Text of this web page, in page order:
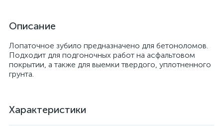
Описание
Лопаточное зубило предназначено для бетоноломов.
Подходит для подгоночных работ на асфальтовом
покрытии, а также для выемки твердого, уплотненного
грунта.
Характеристики